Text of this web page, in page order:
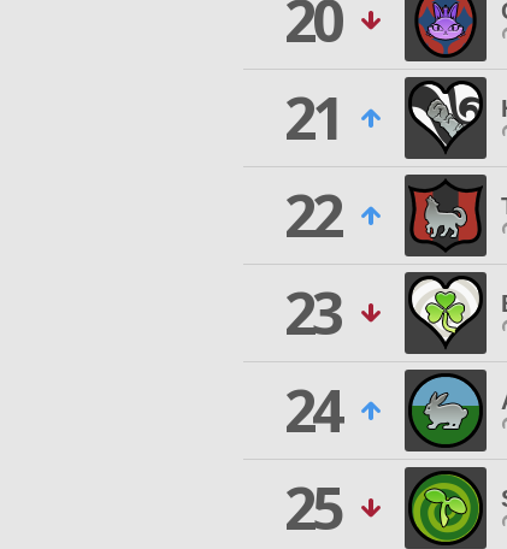
20
21
22
23
24
25